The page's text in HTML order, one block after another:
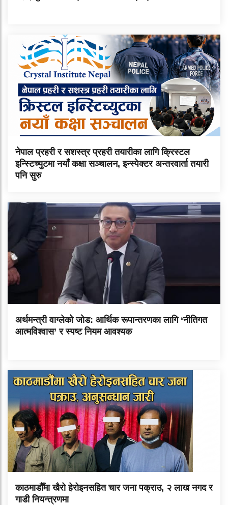
नेपाल प्रहरी र सशस्त्र प्रहरी तयारीका लागि क्रिस्टल
इन्स्टिच्युटमा नयाँ कक्षा सञ्चालन, इन्स्पेक्टर अन्तरवार्ता तयारी
पनि सुरु
अर्थमन्त्री वाग्लेको जोड: आर्थिक रूपान्तरणका लागि ‘नीतिगत
आत्मविश्वास’ र स्पष्ट नियम आवश्यक
काठमाडौँमा खैरो हेरोइनसहित चार जना पक्राउ, २ लाख नगद र
गाडी नियन्त्रणमा